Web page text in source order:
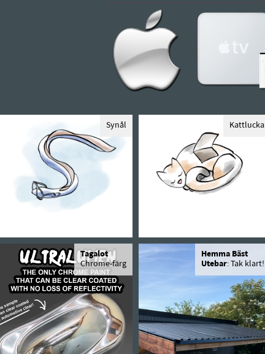
Synål Kattlucka
Tagalot
Chrome-färg
Hemma Bäst
Utebar: Tak klart!